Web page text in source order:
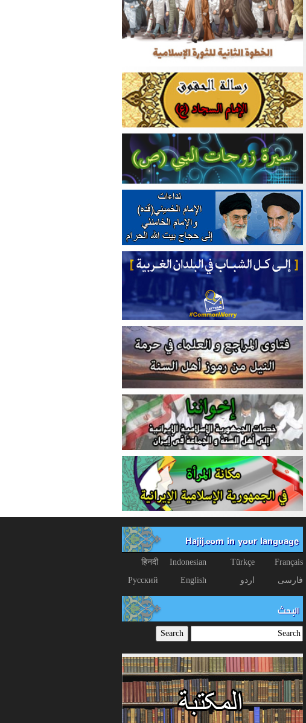
Hajij.com in your language
Français
Türkçe
Indonesian
हिनदी
فارسی
اردو English
Русский
البحث